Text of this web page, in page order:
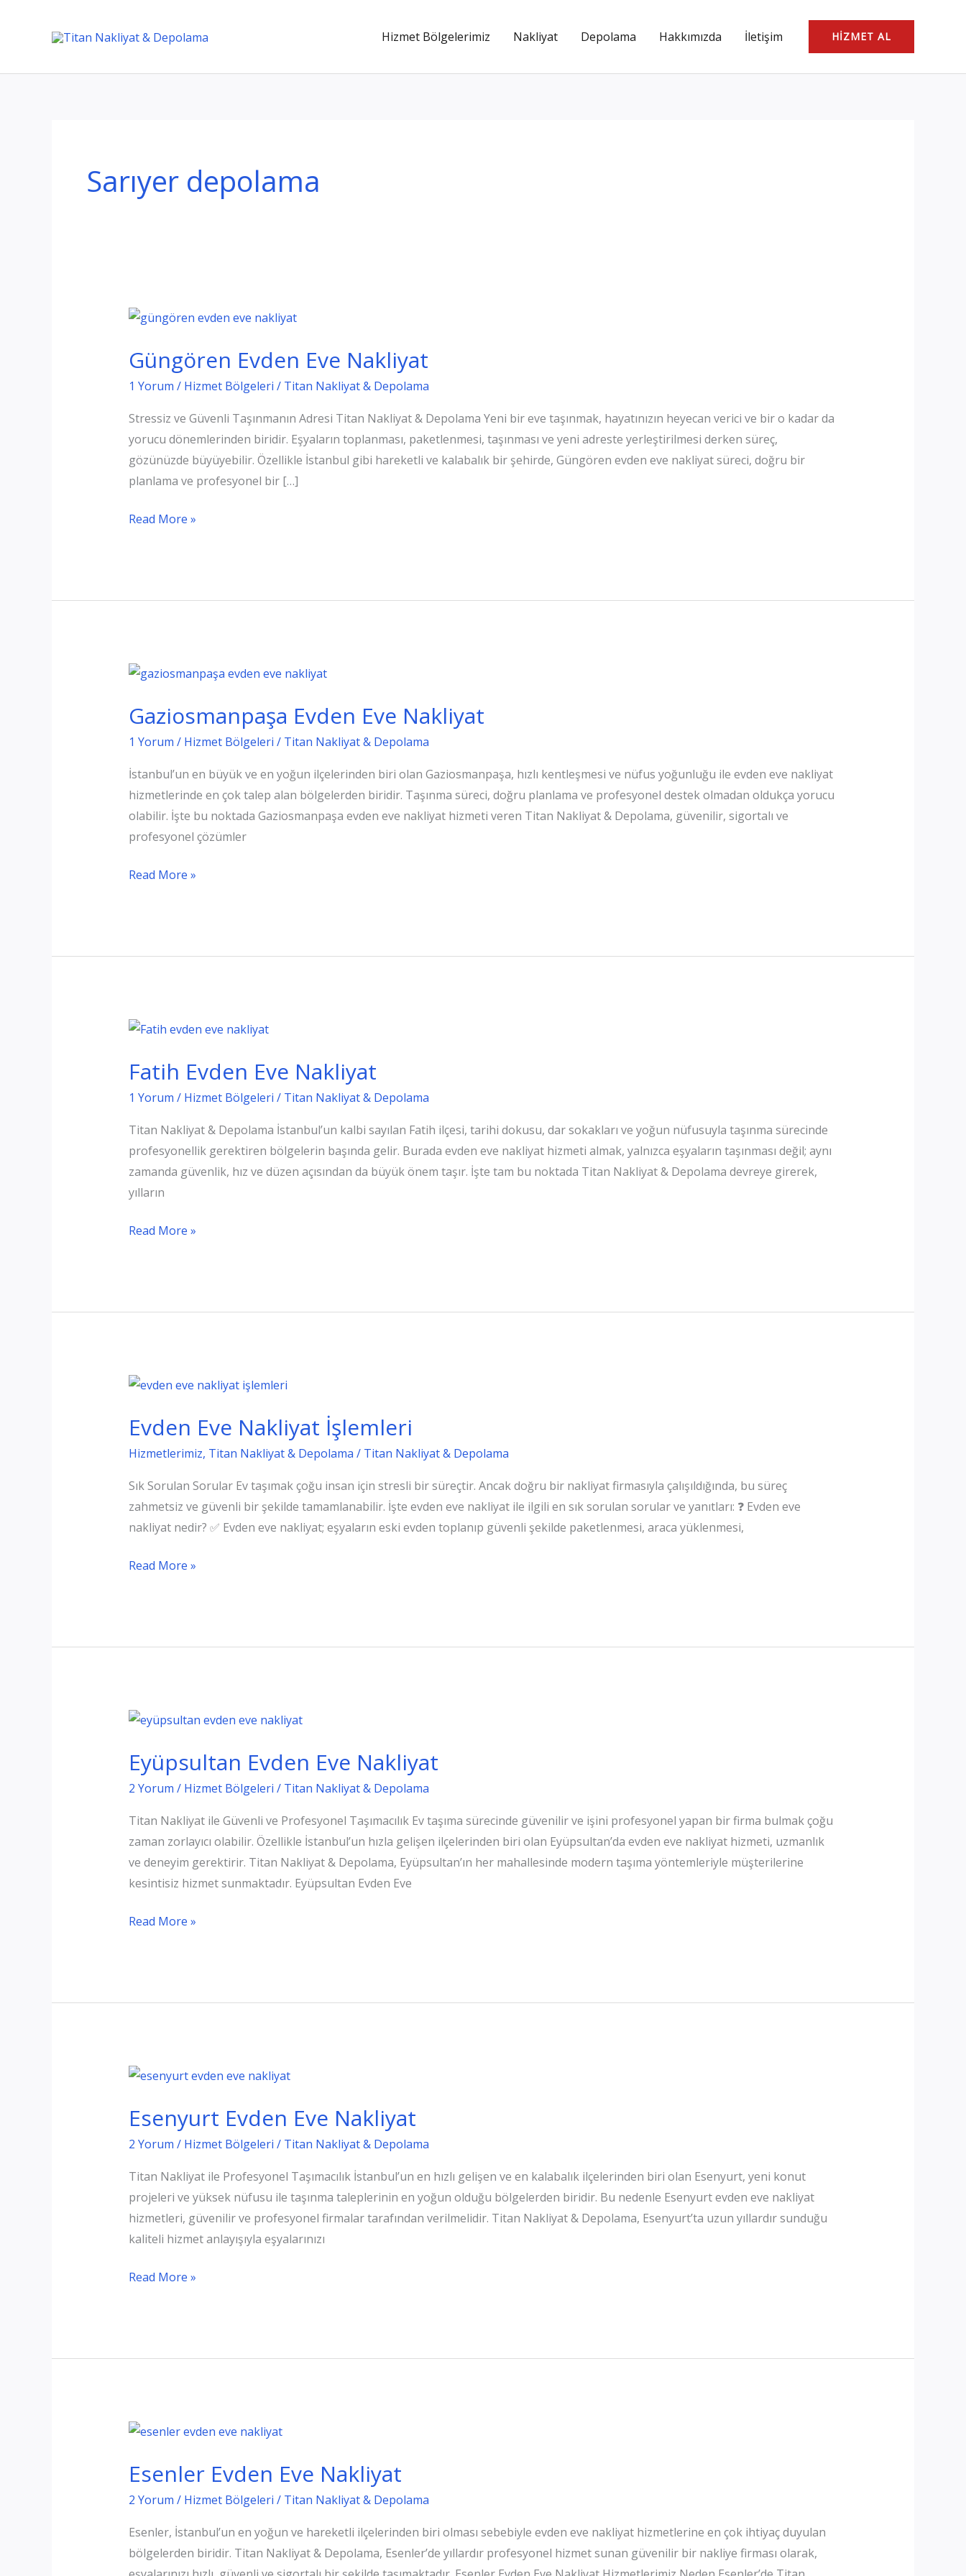
Hizmet Bölgelerimiz Nakliyat Depolama Hakkımızda İletişim HIZMET AL
Sarıyer depolama
Güngören Evden Eve Nakliyat
1 Yorum / Hizmet Bölgeleri / Titan Nakliyat & Depolama
Stressiz ve Güvenli Taşınmanın Adresi Titan Nakliyat & Depolama Yeni bir eve taşınmak, hayatınızın heyecan verici ve bir o kadar da
yorucu dönemlerinden biridir. Eşyaların toplanması, paketlenmesi, taşınması ve yeni adreste yerleştirilmesi derken süreç,
gözünüzde büyüyebilir. Özellikle İstanbul gibi hareketli ve kalabalık bir şehirde, Güngören evden eve nakliyat süreci, doğru bir
planlama ve profesyonel bir […]
Güngören
Read More »
Gaziosmanpaşa Evden Eve Nakliyat
1 Yorum / Hizmet Bölgeleri / Titan Nakliyat & Depolama
İstanbul’un en büyük ve en yoğun ilçelerinden biri olan Gaziosmanpaşa, hızlı kentleşmesi ve nüfus yoğunluğu ile evden eve nakliyat
hizmetlerinde en çok talep alan bölgelerden biridir. Taşınma süreci, doğru planlama ve profesyonel destek olmadan oldukça yorucu
olabilir. İşte bu noktada Gaziosmanpaşa evden eve nakliyat hizmeti veren Titan Nakliyat & Depolama, güvenilir, sigortalı ve
profesyonel çözümler
Gaziosmanpaşa
Read More »
Fatih Evden Eve Nakliyat
1 Yorum / Hizmet Bölgeleri / Titan Nakliyat & Depolama
Titan Nakliyat & Depolama İstanbul’un kalbi sayılan Fatih ilçesi, tarihi dokusu, dar sokakları ve yoğun nüfusuyla taşınma sürecinde
profesyonellik gerektiren bölgelerin başında gelir. Burada evden eve nakliyat hizmeti almak, yalnızca eşyaların taşınması değil; aynı
zamanda güvenlik, hız ve düzen açısından da büyük önem taşır. İşte tam bu noktada Titan Nakliyat & Depolama devreye girerek,
yılların
Fatih
Read More »
Evden Eve Nakliyat İşlemleri
Hizmetlerimiz, Titan Nakliyat & Depolama / Titan Nakliyat & Depolama
Sık Sorulan Sorular Ev taşımak çoğu insan için stresli bir süreçtir. Ancak doğru bir nakliyat firmasıyla çalışıldığında, bu süreç
zahmetsiz ve güvenli bir şekilde tamamlanabilir. İşte evden eve nakliyat ile ilgili en sık sorulan sorular ve yanıtları: ❓ Evden eve
nakliyat nedir? ✅ Evden eve nakliyat; eşyaların eski evden toplanıp güvenli şekilde paketlenmesi, araca yüklenmesi,
Evden
Read More »
Eyüpsultan Evden Eve Nakliyat
2 Yorum / Hizmet Bölgeleri / Titan Nakliyat & Depolama
Titan Nakliyat ile Güvenli ve Profesyonel Taşımacılık Ev taşıma sürecinde güvenilir ve işini profesyonel yapan bir firma bulmak çoğu
zaman zorlayıcı olabilir. Özellikle İstanbul’un hızla gelişen ilçelerinden biri olan Eyüpsultan’da evden eve nakliyat hizmeti, uzmanlık
ve deneyim gerektirir. Titan Nakliyat & Depolama, Eyüpsultan’ın her mahallesinde modern taşıma yöntemleriyle müşterilerine
kesintisiz hizmet sunmaktadır. Eyüpsultan Evden Eve
Eyüpsultan
Read More »
Esenyurt Evden Eve Nakliyat
2 Yorum / Hizmet Bölgeleri / Titan Nakliyat & Depolama
Titan Nakliyat ile Profesyonel Taşımacılık İstanbul’un en hızlı gelişen ve en kalabalık ilçelerinden biri olan Esenyurt, yeni konut
projeleri ve yüksek nüfusu ile taşınma taleplerinin en yoğun olduğu bölgelerden biridir. Bu nedenle Esenyurt evden eve nakliyat
hizmetleri, güvenilir ve profesyonel firmalar tarafından verilmelidir. Titan Nakliyat & Depolama, Esenyurt’ta uzun yıllardır sunduğu
kaliteli hizmet anlayışıyla eşyalarınızı
Esenyurt
Read More »
Esenler Evden Eve Nakliyat
2 Yorum / Hizmet Bölgeleri / Titan Nakliyat & Depolama
Esenler, İstanbul’un en yoğun ve hareketli ilçelerinden biri olması sebebiyle evden eve nakliyat hizmetlerine en çok ihtiyaç duyulan
bölgelerden biridir. Titan Nakliyat & Depolama, Esenler’de yıllardır profesyonel hizmet sunan güvenilir bir nakliye firması olarak,